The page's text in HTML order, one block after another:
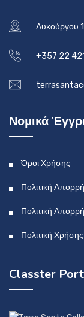
Λυκούργου
+357 22
Νομικά
Όροι Χρήσης
Πολιτική
Πολιτική
Πολιτική
Classter